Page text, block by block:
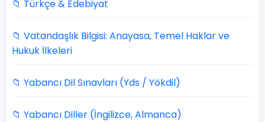
📁 Türkçe & Edebiyat
📁 Vatandaşlık Bilgisi: Anayasa, Temel Haklar ve
Hukuk İlkeleri
📁 Yabancı Dil Sınavları (Yds / Yökdil)
📁 Yabancı Diller (İngilizce, Almanca)